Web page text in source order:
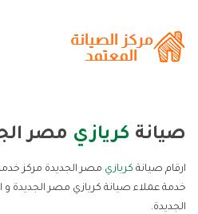
صيانة كريازي مصر
ارقام صيانة كريازي مصر الجديدة مركز
خدمة عملاء صيانة كريازي مصر الجديدة
الجديدة.